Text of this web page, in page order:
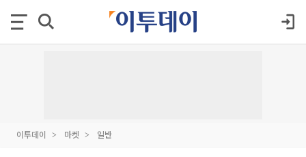
이투데이 마켓 일반